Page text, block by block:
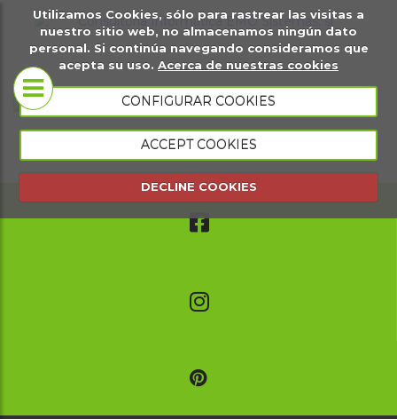
Utilizamos Cookies, sólo para rastrear las visitas a
nuestro sitio web, no almacenamos ningún dato
personal. Si continúa navegando consideramos que
acepta su uso. Acerca de nuestras cookies
CONFIGURAR COOKIES
ACCEPT COOKIES
DECLINE COOKIES
Sobre
nosotros
Conócenos
Portfolio
Páginas
web
Tiendas
virtuales
Página web
presencial